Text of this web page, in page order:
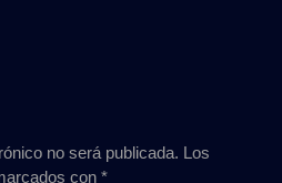
no será publicada. Los
con *